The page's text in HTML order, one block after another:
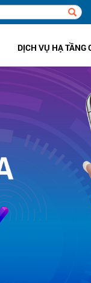
DỊCH VỤ HẠ TẦNG